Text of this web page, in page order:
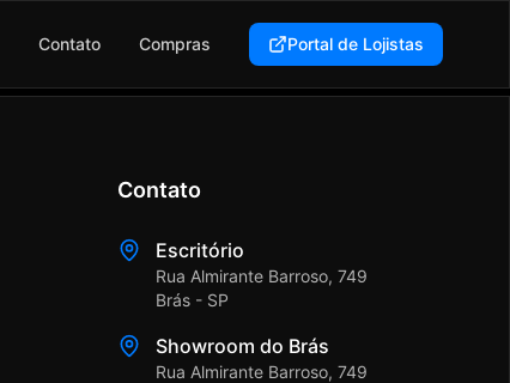
Contato Compras Portal de Lojistas
Contato
Escritório
Rua Almirante Barroso, 749
Brás - SP
Showroom do Brás
Rua Almirante Barroso, 749